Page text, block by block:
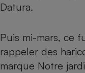
Datura.
Puis mi-mars, ce
rappeler des
marque Notre